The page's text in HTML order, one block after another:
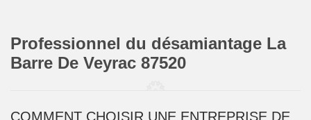
Professionnel du désamiantage La
Barre De Veyrac 87520
COMMENT CHOISIR UNE ENTREPRISE DE